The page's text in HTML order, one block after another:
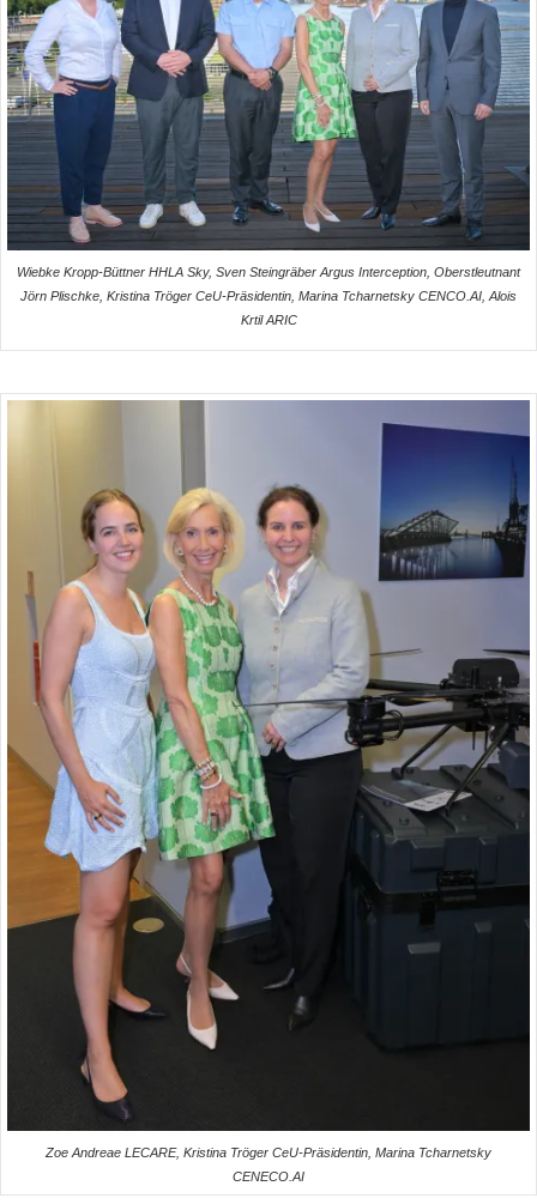
Wiebke Kropp-Büttner HHLA Sky, Sven Steingräber Argus Interception, Oberstleutnant
Jörn Plischke, Kristina Tröger CeU-Präsidentin, Marina Tcharnetsky CENCO.AI, Alois
Krtil ARIC
Zoe Andreae LECARE, Kristina Tröger CeU-Präsidentin, Marina Tcharnetsky
CENECO.AI